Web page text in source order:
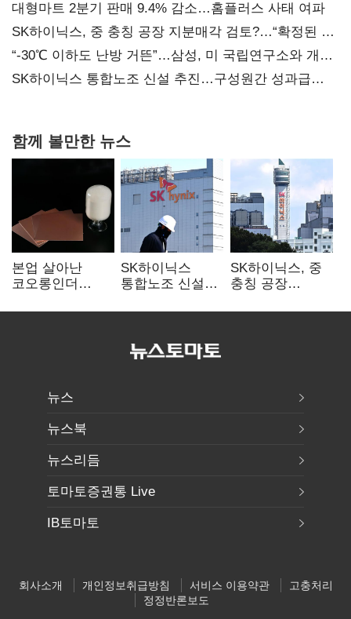
대형마트 2분기 판매 9.4% 감소…홈플러스 사태 여파
SK하이닉스, 중 충칭 공장 지분매각 검토?…“확정된 바
없어”
“-30℃ 이하도 난방 거뜬”…삼성, 미 국립연구소와 개발
협력
SK하이닉스 통합노조 신설 추진…구성원간 성과급
함께 볼만한 뉴스
본업 살아난
코오롱인더
배터리 소재로
SK하이닉스
통합노조 신설
성과급 불만 확산
SK하이닉스, 중
충칭 공장
검토?…“확정된
뉴스
뉴스북
뉴스리듬
토마토증권통 Live
IB토마토
회사소개 개인정보취급방침 서비스 이용약관
고충처리
정정반론보도